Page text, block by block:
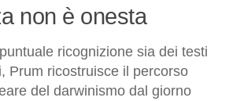
non è onesta
ricognizione sia dei testi
Prum ricostruisce il percorso
del darwinismo dal giorno